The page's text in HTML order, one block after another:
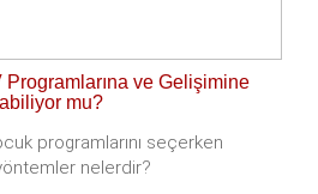
ve Gelişimine
mu?
programlarını seçerken
nelerdir?